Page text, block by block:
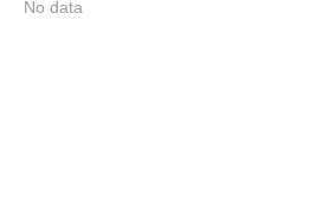
No data